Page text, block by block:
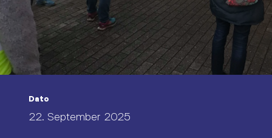
Dato
22. September 2025